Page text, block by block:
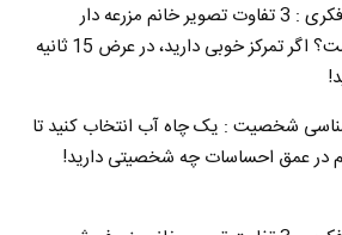
بازی فکری : 3 تفاوت تصویر خانم مزرعه دار
کجاست؟ اگر تمرکز خوبی دارید، در عرض 15 ثانیه
شخصیت : یک چاه آب انتخاب کنید تا
در عمق احساسات چه شخصیتی دارید!